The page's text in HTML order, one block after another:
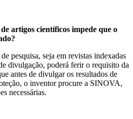
artigos científicos impede que o
pesquisa, seja em revistas indexadas
divulgação, poderá ferir o requisito da
antes de divulgar os resultados de
o inventor procure a SINOVA,
necessárias.